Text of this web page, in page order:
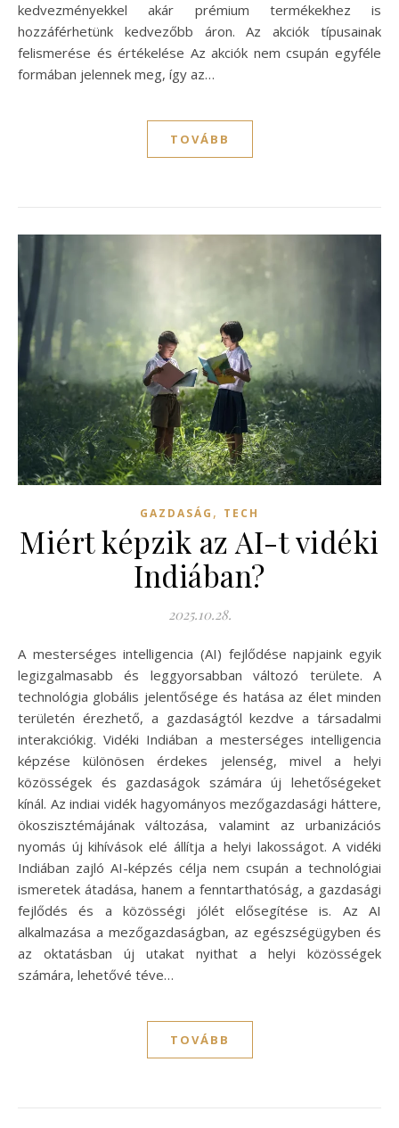
kedvezményekkel akár prémium termékekhez is
hozzáférhetünk kedvezőbb áron. Az akciók típusainak
felismerése és értékelése Az akciók nem csupán egyféle
formában jelennek meg, így az…
TOVÁBB
GAZDASÁG , TECH
Miért képzik az AI-t vidéki
Indiában?
2025.10.28.
A mesterséges intelligencia (AI) fejlődése napjaink egyik
legizgalmasabb és leggyorsabban változó területe. A
technológia globális jelentősége és hatása az élet minden
területén érezhető, a gazdaságtól kezdve a társadalmi
interakciókig. Vidéki Indiában a mesterséges intelligencia
képzése különösen érdekes jelenség, mivel a helyi
közösségek és gazdaságok számára új lehetőségeket
kínál. Az indiai vidék hagyományos mezőgazdasági háttere,
ökoszisztémájának változása, valamint az urbanizációs
nyomás új kihívások elé állítja a helyi lakosságot. A vidéki
Indiában zajló AI-képzés célja nem csupán a technológiai
ismeretek átadása, hanem a fenntarthatóság, a gazdasági
fejlődés és a közösségi jólét elősegítése is. Az AI
alkalmazása a mezőgazdaságban, az egészségügyben és
az oktatásban új utakat nyithat a helyi közösségek
számára, lehetővé téve…
TOVÁBB